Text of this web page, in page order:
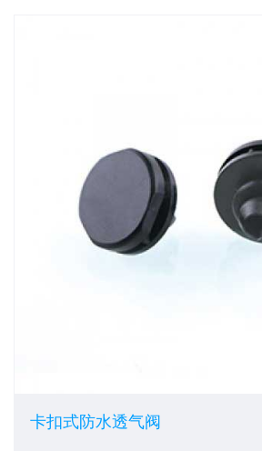
卡扣式防水透气阀